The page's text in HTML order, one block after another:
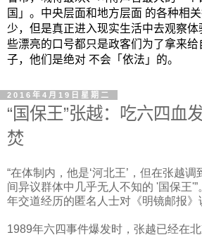
国」。中央层面和地方层面 的各种相
少，但是真正进入现实生活中去观察
些漂亮的口号都只是政客们为了拿来给
子，他们是绝对 不会「依法」的。
2016年4月19日星期二
“国保王”张越：吃六四血
焚
“在体制内，他是‘河北王’，但在张越
间异议群体中几乎无人不知的 '国保王'”
年交道经历的匿名人士对《明镜邮报》
1989年六四事件爆发时，张越已经在